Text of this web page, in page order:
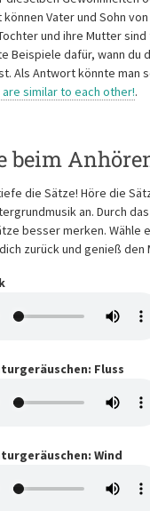
Vater und Sohn
und ihre Mutter
Beispiele dafür, wann du
Als Antwort könnte man
similar to each other!.
beim
die Sätze! Höre die
an. Durch
besser merken. Wähle
zurück und genieß den
Fluss
Wind